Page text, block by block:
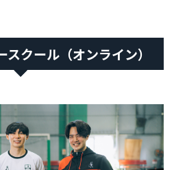
クール（オンライン）